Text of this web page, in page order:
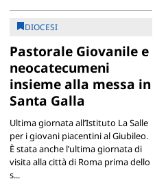
DIOCESI
Pastorale Giovanile e
neocatecumeni
insieme alla messa in
Santa Galla
Ultima giornata all’Istituto La Salle
per i giovani piacentini al Giubileo.
È stata anche l’ultima giornata di
visita alla città di Roma prima dello
s...